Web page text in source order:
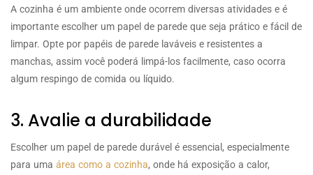
A cozinha é um ambiente onde ocorrem diversas atividades e é
importante escolher um papel de parede que seja prático e fácil de
limpar. Opte por papéis de parede laváveis e resistentes a
manchas, assim você poderá limpá-los facilmente, caso ocorra
algum respingo de comida ou líquido.
3. Avalie a durabilidade
Escolher um papel de parede durável é essencial, especialmente
para uma área como a cozinha, onde há exposição a calor,